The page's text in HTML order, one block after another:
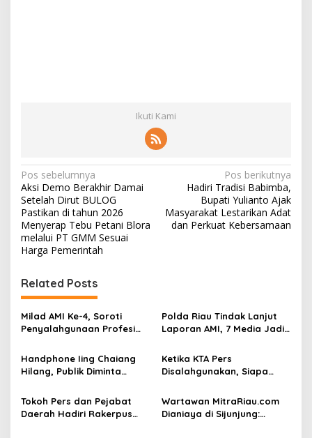
Ikuti Kami
N
a
v
i
g
a
s
i
p
o
s
Pos sebelumnya
Aksi Demo Berakhir Damai
Setelah Dirut BULOG
Pastikan di tahun 2026
Menyerap Tebu Petani Blora
melalui PT GMM Sesuai
Harga Pemerintah
Pos berikutnya
Hadiri Tradisi Babimba,
Bupati Yulianto Ajak
Masyarakat Lestarikan Adat
dan Perkuat Kebersamaan
Related Posts
Milad AMI Ke-4, Soroti
Penyalahgunaan Profesi
Polda Riau Tindak Lanjut
Laporan AMI, 7 Media Jadi
Handphone Iing Chaiang
Hilang, Publik Diminta
Ketika KTA Pers
Disalahgunakan, Siapa
Tokoh Pers dan Pejabat
Daerah Hadiri Rakerpus
Wartawan MitraRiau.com
Dianiaya di Sijunjung: